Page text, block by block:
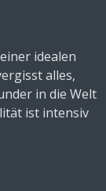
idealen
alles,
in die Welt
ist intensiv